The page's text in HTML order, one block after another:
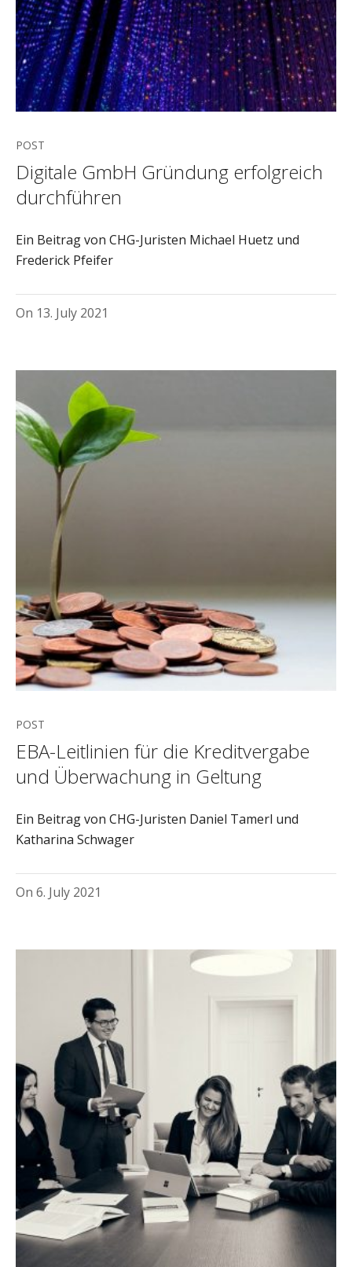
POST
Digitale GmbH Gründung erfolgreich
durchführen
Ein Beitrag von CHG-Juristen Michael Huetz und
Frederick Pfeifer
On 13. July 2021
POST
EBA-Leitlinien für die Kreditvergabe
und Überwachung in Geltung
Ein Beitrag von CHG-Juristen Daniel Tamerl und
Katharina Schwager
On 6. July 2021